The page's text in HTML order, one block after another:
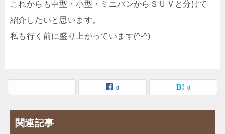
これからも中型・小型・ミニバンからＳＵＶと分けて
紹介したいと思います。
私も行く前に盛り上がっています(^-^)
0 0
関連記事